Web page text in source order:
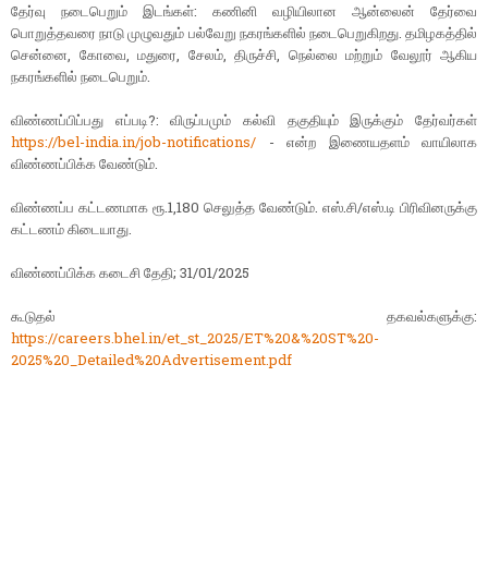
தேர்வு நடைபெறும் இடங்கள்: கணினி வழியிலான ஆன்லைன் தேர்வை
பொறுத்தவரை நாடு முழுவதும் பல்வேறு நகரங்களில் நடைபெறுகிறது. தமிழகத்தில்
சென்னை, கோவை, மதுரை, சேலம், திருச்சி, நெல்லை மற்றும் வேலூர் ஆகிய
நகரங்களில் நடைபெறும்.
விண்ணப்பிப்பது எப்படி?: விருப்பமும் கல்வி தகுதியும் இருக்கும் தேர்வர்கள்
https://bel-india.in/job-notifications/ - என்ற இணையதளம் வாயிலாக
விண்ணப்பிக்க வேண்டும்.
விண்ணப்ப கட்டணமாக ரூ.1,180 செலுத்த வேண்டும். எஸ்.சி/எஸ்.டி பிரிவினருக்கு
கட்டணம் கிடையாது.
விண்ணப்பிக்க கடைசி தேதி; 31/01/2025
கூடுதல் தகவல்களுக்கு:
https://careers.bhel.in/et_st_2025/ET%20&%20ST%20-
2025%20_Detailed%20Advertisement.pdf